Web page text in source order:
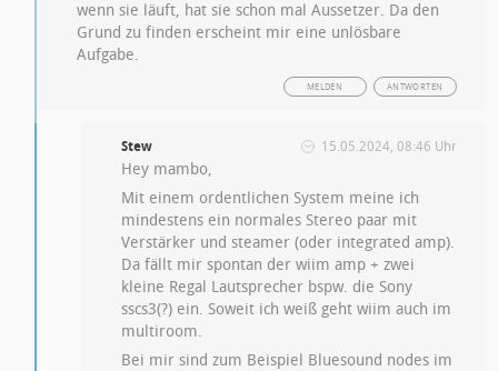
wenn sie läuft, hat sie schon mal Aussetzer. Da den
Grund zu finden erscheint mir eine unlösbare
Aufgabe.
ANTWORTEN
MELDEN
Stew 15.05.2024, 08:46 Uhr
Hey mambo,
Mit einem ordentlichen System meine ich
mindestens ein normales Stereo paar mit
Verstärker und steamer (oder integrated amp).
Da fällt mir spontan der wiim amp + zwei
kleine Regal Lautsprecher bspw. die Sony
sscs3(?) ein. Soweit ich weiß geht wiim auch im
multiroom.
Bei mir sind zum Beispiel Bluesound nodes im